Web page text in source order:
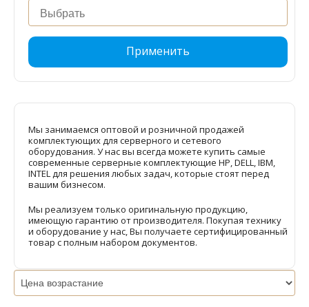
Применить
Мы занимаемся оптовой и розничной продажей
комплектующих для серверного и сетевого
оборудования. У нас вы всегда можете купить самые
современные серверные комплектующие HP, DELL, IBM,
INTEL для решения любых задач, которые стоят перед
вашим бизнесом.
Мы реализуем только оригинальную продукцию,
имеющую гарантию от производителя. Покупая технику
и оборудование у нас, Вы получаете сертифицированный
товар с полным набором документов.